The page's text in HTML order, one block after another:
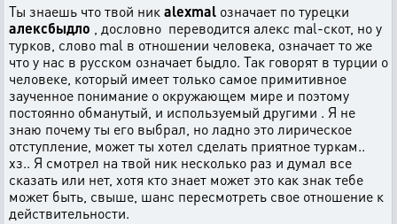
Ты знаешь что твой никalexmal означает по турецки
алексбыдло , дословно переводится алекс mal-скот, но у
турков, слово mal в отношении человека, означает то же
что у нас в русском означает быдло. Так говорят в турции о
человеке, который имеет только самое примитивное
заученное понимание о окружающем мире и поэтому
постоянно обманутый, и используемый другими . Я не
знаю почему ты его выбрал, но ладно это лирическое
отступление, может ты хотел сделать приятное туркам..
хз.. Я смотрел на твой ник несколько раз и думал все
сказать или нет, хотя кто знает может это как знак тебе
может быть, свыше, шанс пересмотреть свое отношение к
действительности.